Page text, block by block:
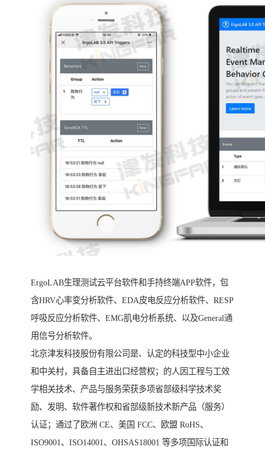
ErgoLAB生理测试云平台软件和手持终端APP软件，包
含HRV心率变分析软件、EDA皮电反应分析软件、RESP
呼吸反应分析软件、EMG肌电分析系统、以及General通
用信号分析软件。
北京津发科技股份有限公司是、认定的科技型中小企业
和中关村，具备自主进出口经营权；的人因工程与工效
学相关技术、产品与服务荣获多项省部级科学技术奖
励、发明、软件著作权和省部级新技术新产品（服务）
认证；通过了欧洲 CE、美国 FCC、欧盟 RoHS、
ISO9001、ISO14001、OHSAS18001 等多项国际认证和